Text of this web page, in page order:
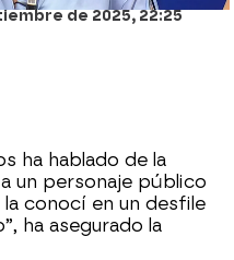
de 2025, 22:25
ha hablado de la
un personaje público
la conocí en un desfile
ha asegurado la